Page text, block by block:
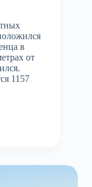
в
от
1157